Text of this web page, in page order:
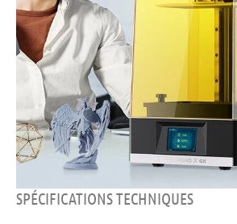
SPÉCIFICATIONS TECHNIQUES